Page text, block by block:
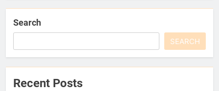
Search
SEARCH
Recent Posts